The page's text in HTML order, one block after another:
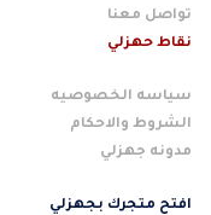
تواصل معنا
نقاط حهزلي
سياسه الخصوصيه
الشروط والاحكام
مدونه جهزلي
افتح متجرك بجهزلي